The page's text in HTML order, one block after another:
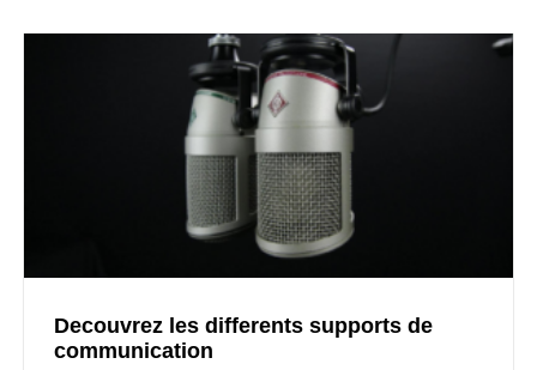
Decouvrez les differents supports de
communication